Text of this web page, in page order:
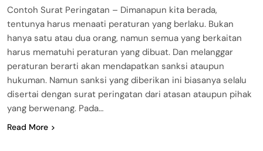
Contoh Surat Peringatan – Dimanapun kita berada,
tentunya harus menaati peraturan yang berlaku. Bukan
hanya satu atau dua orang, namun semua yang berkaitan
harus mematuhi peraturan yang dibuat. Dan melanggar
peraturan berarti akan mendapatkan sanksi ataupun
hukuman. Namun sanksi yang diberikan ini biasanya selalu
disertai dengan surat peringatan dari atasan ataupun pihak
yang berwenang. Pada…
Read More